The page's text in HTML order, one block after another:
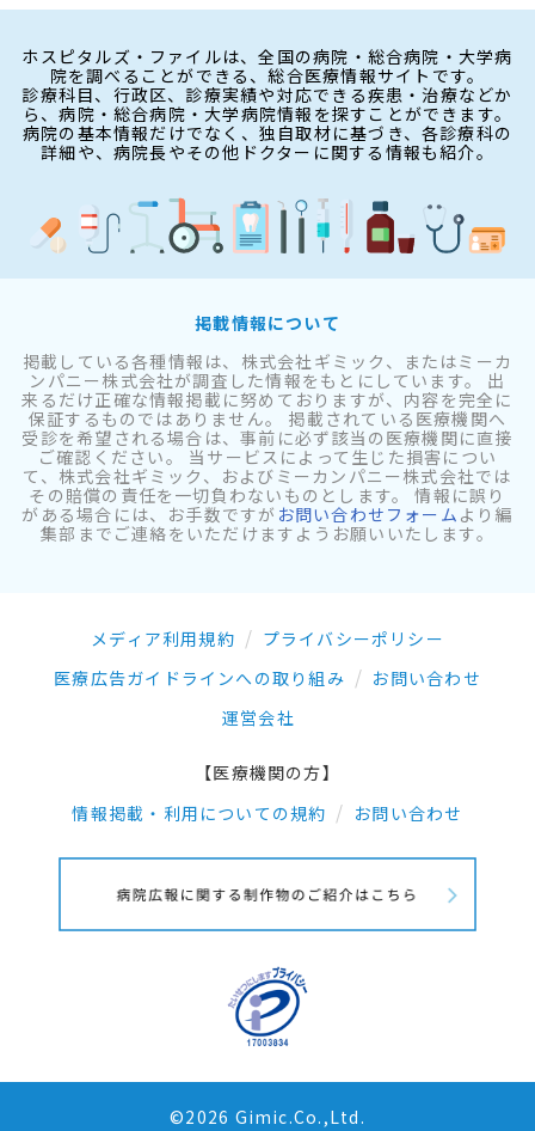
ホスピタルズ・ファイルは、全国の病院・総合病院・大学病
院を調べることができる、総合医療情報サイトです。
診療科目、行政区、診療実績や対応できる疾患・治療などか
ら、病院・総合病院・大学病院情報を探すことができます。
病院の基本情報だけでなく、独自取材に基づき、各診療科の
詳細や、病院長やその他ドクターに関する情報も紹介。
掲載情報について
掲載している各種情報は、株式会社ギミック、またはミーカ
ンパニー株式会社が調査した情報をもとにしています。 出
来るだけ正確な情報掲載に努めておりますが、内容を完全に
保証するものではありません。 掲載されている医療機関へ
受診を希望される場合は、事前に必ず該当の医療機関に直接
ご確認ください。 当サービスによって生じた損害につい
て、株式会社ギミック、およびミーカンパニー株式会社では
その賠償の責任を一切負わないものとします。 情報に誤り
がある場合には、お手数ですが お問い合わせフォーム より編
集部までご連絡をいただけますようお願いいたします。
メディア利用規約
プライバシーポリシー
医療広告ガイドラインへの取り組み
お問い合わせ
運営会社
【医療機関の方】
情報掲載・利用についての規約
お問い合わせ
©2026 Gimic.Co.,Ltd.